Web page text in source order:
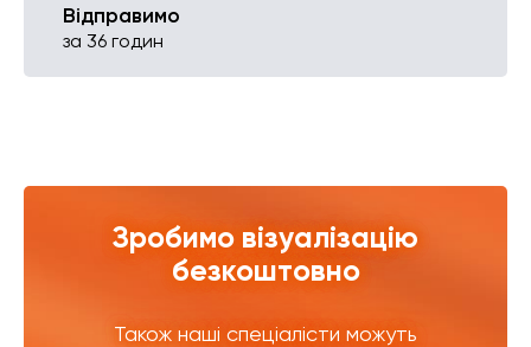
Відправимо
за 36 годин
Зробимо візуалізацію
безкоштовно
Також наші спеціалісти можуть